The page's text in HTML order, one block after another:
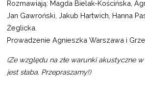
Rozmawiają: Magda Bielak-Kościńska,
Jan Gawroński, Jakub Hartwich, Hanna
Żeglicka.
Prowadzenie Agnieszka Warszawa i
(Ze względu na złe warunki akustyczne
jest słaba. Przepraszamy!)